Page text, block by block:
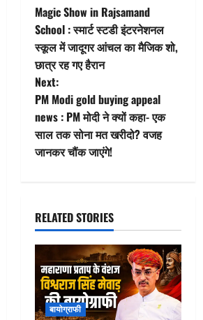
o
s
t
n
a
i
g
a
t
Magic Show in Rajsamand
School : स्मार्ट स्टडी इंटरनेशनल
स्कूल में जादूगर आंचल का मैजिक शो,
छात्र रह गए हैरान
Next:
PM Modi gold buying appeal
news : PM मोदी ने क्यों कहा- एक
साल तक सोना मत खरीदो? वजह
जानकर चौंक जाएंगे!
RELATED STORIES
बायोग्राफी